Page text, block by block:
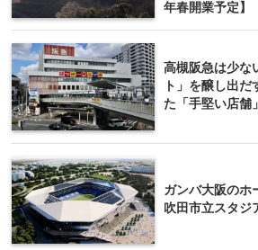
年春開業予定】
高槻阪急は少な
ト」を醸し出
た「手堅い店舗」
ガンバ大阪のホ
吹田市立スタジ